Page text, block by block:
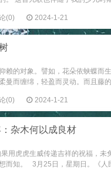
(0) 2024-1-21
赖的对象。譬如，花朵依蛱蝶而
曼而缠绵，轻盈而灵动。而且藤
(0) 2024-1-21
杂木何以成良材
用虎虎生威传递吉祥的祝福，
而知。 3月25日，星期日。《人